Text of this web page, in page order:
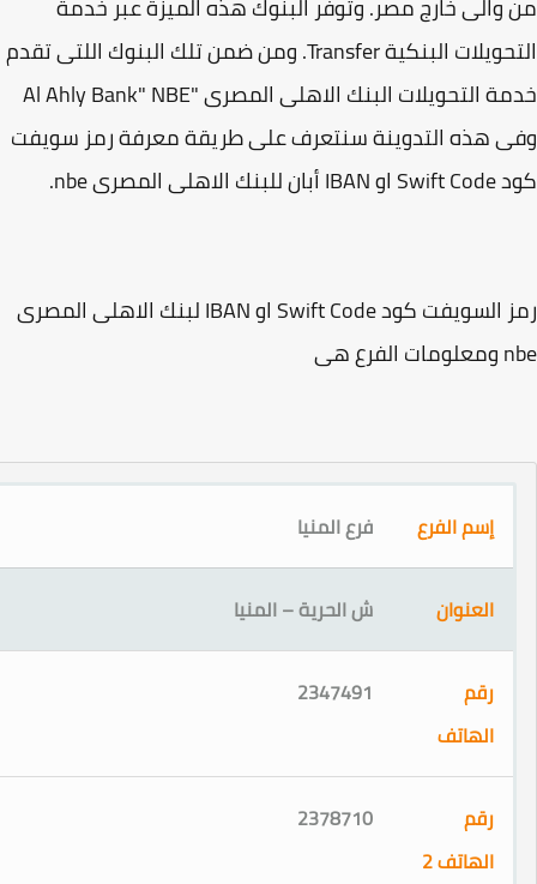
التحويلات البنكية Transfer. ومن ضمن تلك البنوك اللتى تقدم
خدمة التحويلات البنك الاهلى المصرى "Al Ahly Bank" NBE
سنتعرف على طريقة معرفة رمز سويفت
رمز السويفت كود Swift Code او IBAN لبنك الاهلى المصرى
فرع المنيا
ش الحرية – المنيا
2347491
2378710